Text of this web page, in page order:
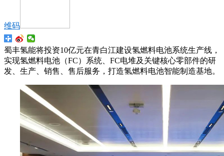
维码
蜀丰氢能将投资10亿元在青白江建设氢燃料电池系统生产线，
实现氢燃料电池（FC）系统、FC电堆及关键核心零部件的研
发、生产、销售、售后服务，打造氢燃料电池智能制造基地。